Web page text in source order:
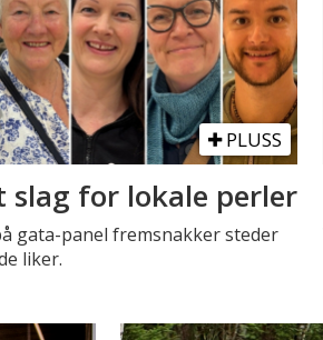
PLUSS
slag for lokale perler
gata-panel fremsnakker steder
liker.